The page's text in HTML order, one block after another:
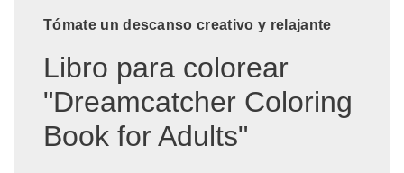
Tómate un descanso creativo y relajante
Libro para colorear
"Dreamcatcher Coloring
Book for Adults"